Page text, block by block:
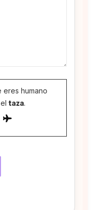
eres humano
taza.